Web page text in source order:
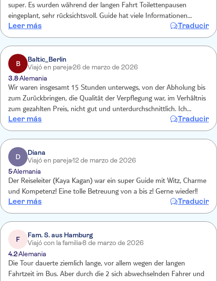
super. Es wurden während der langen Fahrt Toilettenpausen
eingeplant, sehr rücksichtsvoll. Guide hat viele Informationen
mitgeteilt & stand für Rückfragen jZt. zur Verfügung, hat dabei
gleichzeitig den Teilnehmern Raum für eigenständiges
Entdecken/Erleben gegeben. Hinweis: Menschen mit Fußproblemen
sollten im Vorhinein besser informiert werden: es ist nicht nur
rutschig, sonder kann auch wehtun, der Boden d. Terrassen ist
scharfkantig.
Leer más Traducir
B
Baltic_Berlin
Viajó en pareja26 de marzo de 2026
3.8Alemania
Wir waren insgesamt 15 Stunden unterwegs, von der Abholung bis
zum Zurückbringen, die Qualität der Verpflegung war, im Verhältnis
zum gezahlten Preis, nicht gut und unterdurchschnittlich. Ich
verstehe, dass man kleinere lokale Restaurants unterstützen will.
Uns hat die Qualität jedoch nicht zufriedengestellt. Der Reiseleiter
war toll und hat einen guten Job gemacht! Auch dass es zwei
Busfahrer gab, die sich abgewechselt haben, war super.
Leer más Traducir
D
Diana
Viajó en pareja12 de marzo de 2026
5Alemania
Der Reiseleiter (Kaya Kagan) war ein super Guide mit Witz, Charme
und Kompetenz! Eine tolle Betreuung von a bis z! Gerne wieder!!
Leer más Traducir
F
Fam. S. aus Hamburg
Viajó con la familia8 de marzo de 2026
4.2Alemania
Die Tour dauerte ziemlich lange, vor allem wegen der langen
Fahrtzeit im Bus. Aber durch die 2 sich abwechselnden Fahrer und